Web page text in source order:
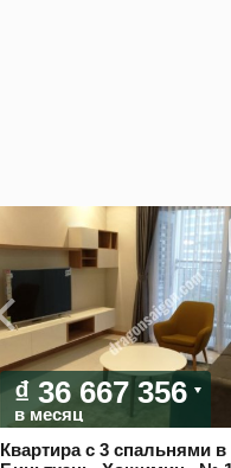
₫ 36 667 356
в месяц
Квартира с 3 спальнями в